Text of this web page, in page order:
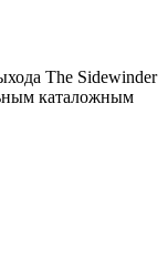
The Sidewinder
каталожным